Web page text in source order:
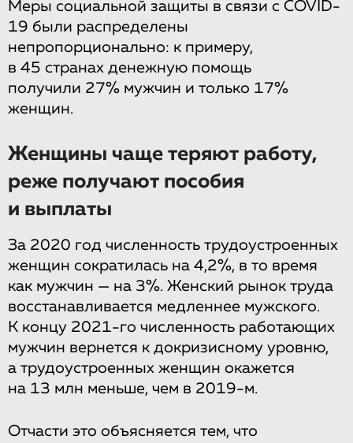
Меры социальной защиты в связи с COVID-
19 были распределены
непропорционально: к примеру,
в 45 странах денежную помощь
получили 27% мужчин и только 17%
женщин.
Женщины чаще теряют работу,
реже получают пособия
и выплаты
За 2020 год численность трудоустроенных
женщин сократилась на 4,2%, в то время
как мужчин — на 3%. Женский рынок труда
восстанавливается медленнее мужского.
К концу 2021-го численность работающих
мужчин вернется к докризисному уровню,
а трудоустроенных женщин окажется
на 13 млн меньше, чем в 2019-м.
Отчасти это объясняется тем, что